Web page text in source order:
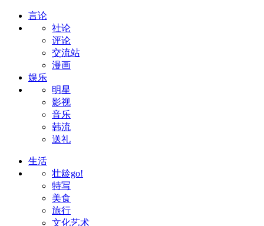
言论
社论
评论
交流站
漫画
娱乐
明星
影视
音乐
韩流
送礼
生活
壮龄go!
特写
美食
旅行
文化艺术